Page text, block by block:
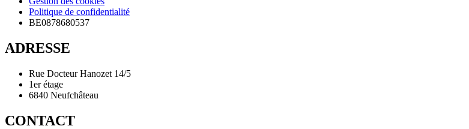
Politique de confidentialité
BE0878680537
ADRESSE
Rue Docteur Hanozet 14/5
1er étage
6840 Neufchâteau
CONTACT